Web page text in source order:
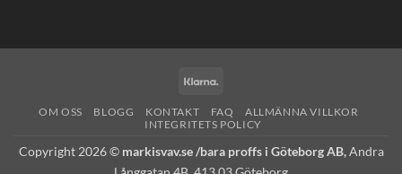
OM OSS BLOGG KONTAKT FAQ
ALLMÄNNA VILLKOR
INTEGRITETS POLICY
Copyright 2026 © markisvav.se /bara proffs i Göteborg AB,Andra